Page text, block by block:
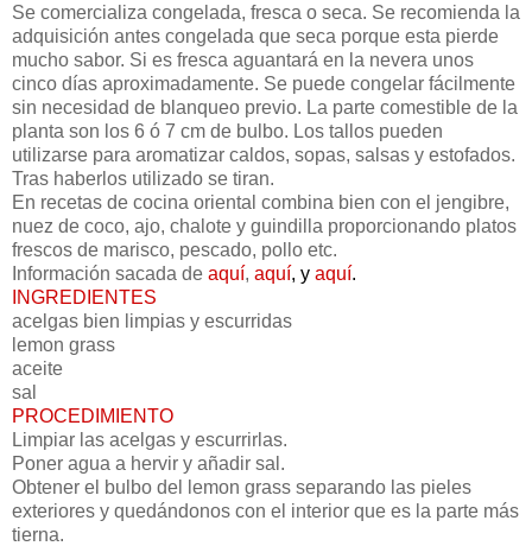
Se comercializa congelada, fresca o seca. Se recomienda la
adquisición antes congelada que seca porque esta pierde
mucho sabor. Si es fresca aguantará en la nevera unos
cinco días aproximadamente. Se puede congelar fácilmente
sin necesidad de blanqueo previo. La parte comestible de la
planta son los 6 ó 7 cm de bulbo. Los tallos pueden
utilizarse para aromatizar caldos, sopas, salsas y estofados.
Tras haberlos utilizado se tiran.
En recetas de cocina oriental combina bien con el jengibre,
nuez de coco, ajo, chalote y guindilla proporcionando platos
frescos de marisco, pescado, pollo etc.
Información sacada de aquí, aquí, y aquí.
INGREDIENTES
acelgas bien limpias y escurridas
lemon grass
aceite
sal
PROCEDIMIENTO
Limpiar las acelgas y escurrirlas.
Poner agua a hervir y añadir sal.
Obtener el bulbo del lemon grass separando las pieles
exteriores y quedándonos con el interior que es la parte más
tierna.